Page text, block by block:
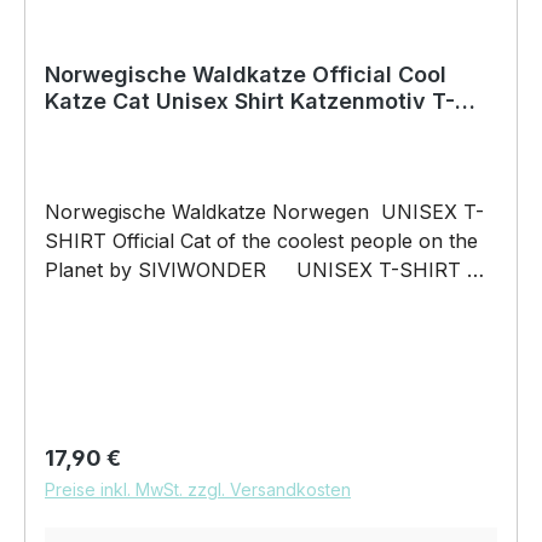
Norwegische Waldkatze Official Cool
Katze Cat Unisex Shirt Katzenmotiv T-
Norwegische Waldkatze Norwegen UNISEX T-
SHIRT Official Cat of the coolest people on the
Planet by SIVIWONDER UNISEX T-SHIRT mit
vorgeschrumpfte Baumwolle Pflegehinweis:
40°C Maschinenwäsche Und hier nochmal die
Größentabelle DAS WIRD DEIN NEUES
Regulärer Preis:
17,90 €
Preise inkl. MwSt. zzgl. Versandkosten